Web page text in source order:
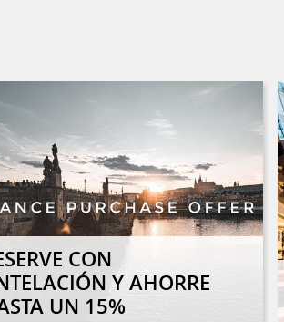
CON
Y AHORRE
UN 15%